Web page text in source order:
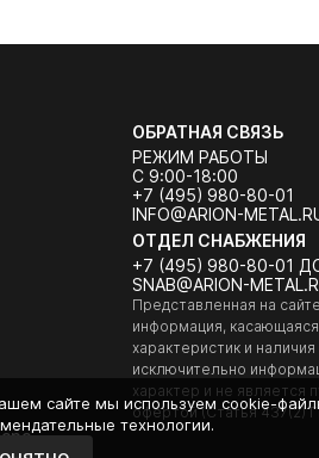
ОБРАТНАЯ СВЯЗЬ
РЕЖИМ РАБОТЫ
С 9:00-18:00
+7 (495) 980-80-01
INFO@ARION-
ОТДЕЛ СНАБЖЕНИЯ
+7 (495) 980-80-01
SNAB@ARION-
Представленная на сайте
информация,
характеристик и наличия
исключительно
характер и не является
офертой (Статья 437(2)
сайте мы используем cookie-
технологии.